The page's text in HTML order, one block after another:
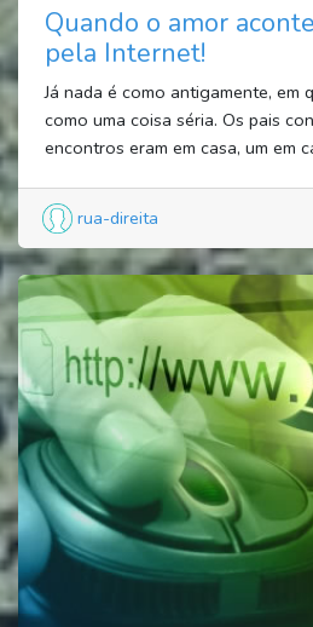
Quando o amor
pela Internet!
Já nada é como antigamente, em
como uma coisa séria. Os pais
encontros eram em casa, um em
rua-direita